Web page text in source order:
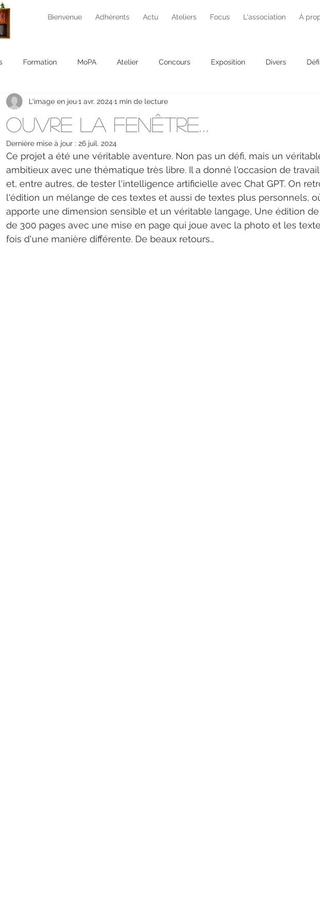
Bienvenue Adhérents Actu Ateliers Focus L'association À
Formation MoPA Atelier Concours Exposition Divers
apéro photo Projet photo
Ouvre la fenêtre…
L'image en jeu1 avr. 2024 1 min de lecture
Dernière mise à jour : 26 juil. 2024
Ce projet a été une véritable aventure. Non pas un défi, mais un
ambitieux avec une thématique très libre. Il a donné l'occasion de
et, entre autres, de tester l'intelligence artificielle avec Chat GPT. On
l'édition un mélange de ces textes et aussi de textes plus personnels,
apporte une dimension sensible et un véritable langage, Une édition
de 300 pages avec une mise en page qui joue avec la photo et les
fois d'une manière différente. De beaux retours…